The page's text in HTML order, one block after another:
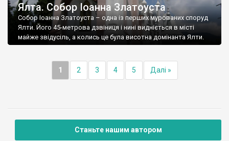
Ялта. Собор Іоанна Златоуста
Собор Іоанна Златоуста – одна із перших мурованих споруд
Ялти. Його 45-метрова дзвіниця і нині видніється в місті
майже звідусіль, а колись це була висотна домінанта Ялти.
1 2 3 4 5 Далі »
Станьте нашим автором